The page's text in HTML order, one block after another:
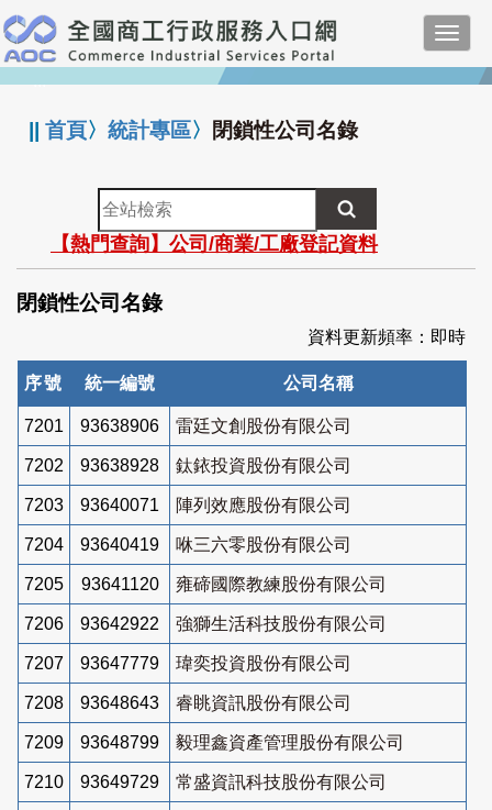
跳
到
主
要
:::
||首頁〉統計專區〉 閉鎖性公司名錄
全
站
檢
索
【熱門查詢】公司/商業/工廠登記資料
閉鎖性公司名錄
資料更新頻率：即時
序號 統一編號 公司名稱
7201 93638906 雷廷文創股份有限公司
7202 93638928 鈦銥投資股份有限公司
7203 93640071 陣列效應股份有限公司
7204 93640419 咻三六零股份有限公司
7205 93641120 雍碲國際教練股份有限公司
7206 93642922 強獅生活科技股份有限公司
7207 93647779 瑋奕投資股份有限公司
7208 93648643 睿眺資訊股份有限公司
7209 93648799 毅理鑫資產管理股份有限公司
7210 93649729 常盛資訊科技股份有限公司